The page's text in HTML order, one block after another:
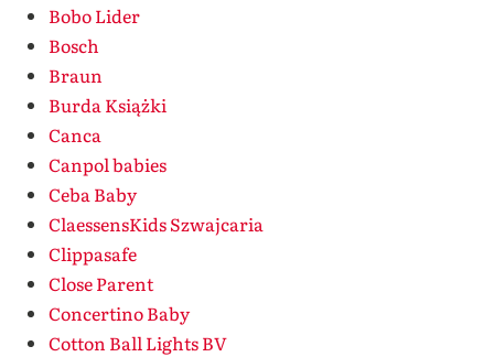
Bobo Lider
Bosch
Braun
Burda Książki
Canca
Canpol babies
Ceba Baby
ClaessensKids Szwajcaria
Clippasafe
Close Parent
Concertino Baby
Cotton Ball Lights BV